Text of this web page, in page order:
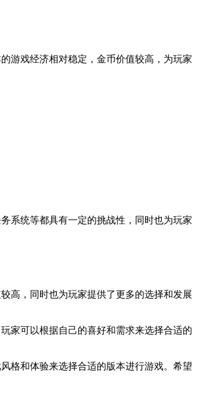
游戏经济相对稳定，金币价值较高，为玩家
系统等都具有一定的挑战性，同时也为玩家
高，同时也为玩家提供了更多的选择和发展
家可以根据自己的喜好和需求来选择合适的
格和体验来选择合适的版本进行游戏。希望